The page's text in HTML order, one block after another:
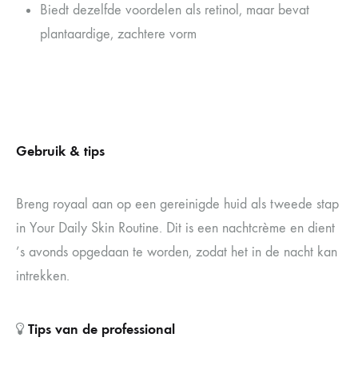
Biedt dezelfde voordelen als retinol, maar bevat
plantaardige, zachtere vorm
Gebruik & tips
Breng royaal aan op een gereinigde huid als tweede stap
in Your Daily Skin Routine. Dit is een nachtcrème en dient
’s avonds opgedaan te worden, zodat het in de nacht kan
intrekken.
Tips van de professional